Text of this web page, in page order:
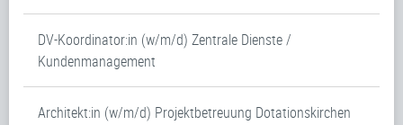
DV-Koordinator:in (w/m/d) Zentrale Dienste /
Kundenmanagement
Architekt:in (w/m/d) Projektbetreuung Dotationskirchen